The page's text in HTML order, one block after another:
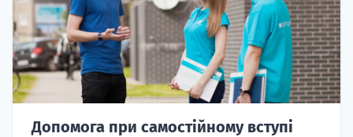
Допомога при самостійному вступі